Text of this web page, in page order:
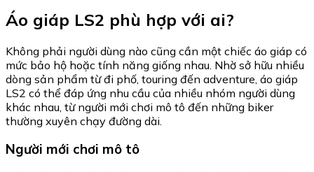
Áo giáp LS2 phù hợp với ai?
Không phải người dùng nào cũng cần một chiếc áo giáp có
mức bảo hộ hoặc tính năng giống nhau. Nhờ sở hữu nhiều
dòng sản phẩm từ đi phố, touring đến adventure, áo giáp
LS2 có thể đáp ứng nhu cầu của nhiều nhóm người dùng
khác nhau, từ người mới chơi mô tô đến những biker
thường xuyên chạy đường dài.
Người mới chơi mô tô